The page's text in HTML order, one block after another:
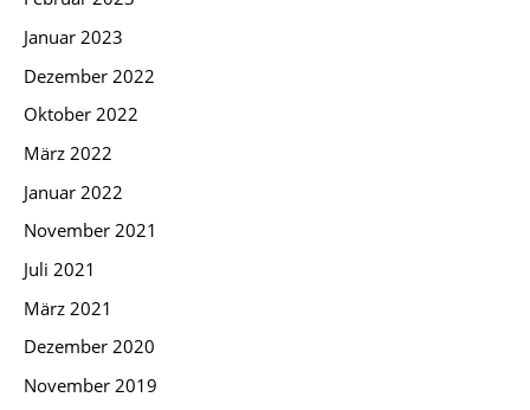
Januar 2023
Dezember 2022
Oktober 2022
März 2022
Januar 2022
November 2021
Juli 2021
März 2021
Dezember 2020
November 2019